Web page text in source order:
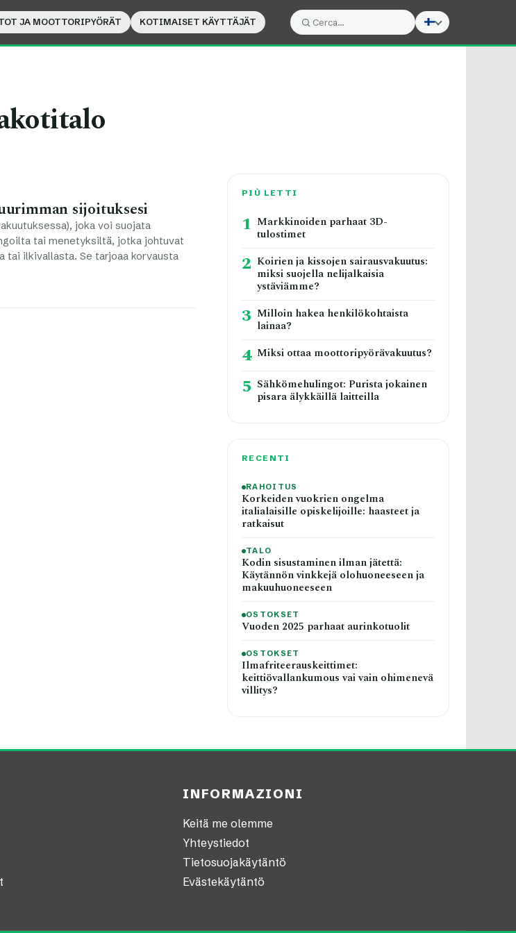
JA MOOTTORIPYÖRÄT KOTIMAISET KÄYTTÄJÄT
Cerca:
Cerca
sijoituksesi
joka voi suojata
tai menetyksiltä, jotka johtuvat
tai ilkivallasta. Se tarjoaa korvausta
PIÙ LETTI
1 Markkinoiden parhaat 3D-
tulostimet
2 Koirien ja kissojen sairausvakuutus:
miksi suojella nelijalkaisia
ystäviämme?
3 Milloin hakea henkilökohtaista
lainaa?
4 Miksi ottaa moottoripyörävakuutus?
5 Sähkömehulingot: Purista jokainen
pisara älykkäillä laitteilla
RECENTI
RAHOITUS
Korkeiden vuokrien ongelma
italialaisille opiskelijoille: haasteet ja
ratkaisut
TALO
Kodin sisustaminen ilman jätettä:
Käytännön vinkkejä olohuoneeseen ja
makuuhuoneeseen
OSTOKSET
Vuoden 2025 parhaat aurinkotuolit
OSTOKSET
Ilmafriteerauskeittimet:
keittiövallankumous vai vain ohimenevä
villitys?
INFORMAZIONI
Keitä me olemme
Yhteystiedot
Tietosuojakäytäntö
Evästekäytäntö